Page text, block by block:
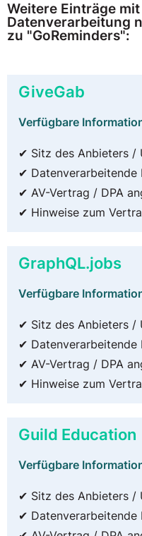
Weitere Einträge
Datenverarbeitung
zu "GoReminders":
GiveGab
Verfügbare
✔ Sitz des Anbieters /
✔ Datenverarbeitende
✔ AV-Vertrag / DPA
✔ Hinweise zum
GraphQL.jobs
Verfügbare
✔ Sitz des Anbieters /
✔ Datenverarbeitende
✔ AV-Vertrag / DPA
✔ Hinweise zum
Guild Education
Verfügbare
✔ Sitz des Anbieters /
✔ Datenverarbeitende